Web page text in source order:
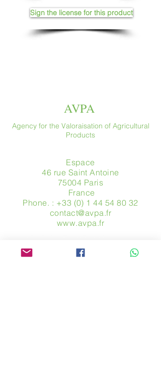
Sign the license for this product
AVPA
Agency for the Valoraisation of Agricultural
Products
Espace
46 rue Saint Antoine
75004 Paris
​ France
Phone. : +33 (0) 1 44 54 80 32
contact@avpa.fr
www.avpa.fr